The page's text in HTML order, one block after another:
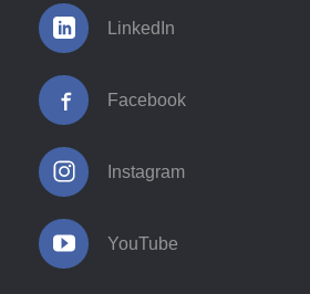
LinkedIn
Facebook
Instagram
YouTube